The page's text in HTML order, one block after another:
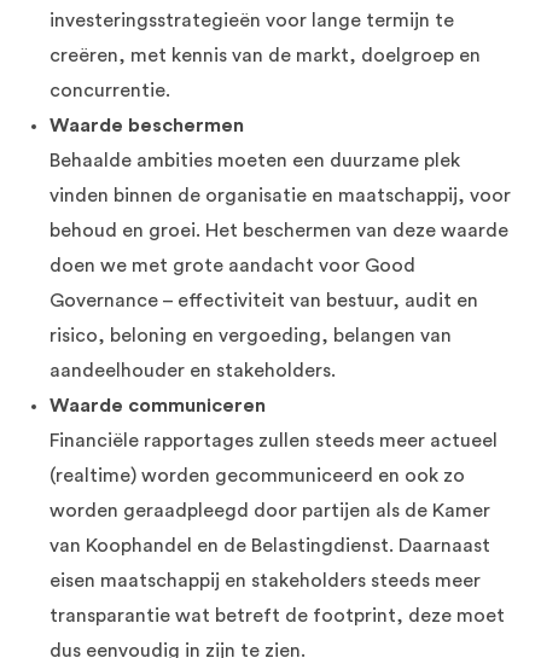
investeringsstrategieën voor lange termijn te
creëren, met kennis van de markt, doelgroep en
concurrentie.
Waarde beschermen
Behaalde ambities moeten een duurzame plek
vinden binnen de organisatie en maatschappij, voor
behoud en groei. Het beschermen van deze waarde
doen we met grote aandacht voor Good
Governance – effectiviteit van bestuur, audit en
risico, beloning en vergoeding, belangen van
aandeelhouder en stakeholders.
Waarde communiceren
Financiële rapportages zullen steeds meer actueel
(realtime) worden gecommuniceerd en ook zo
worden geraadpleegd door partijen als de Kamer
van Koophandel en de Belastingdienst. Daarnaast
eisen maatschappij en stakeholders steeds meer
transparantie wat betreft de footprint, deze moet
dus eenvoudig in zijn te zien.